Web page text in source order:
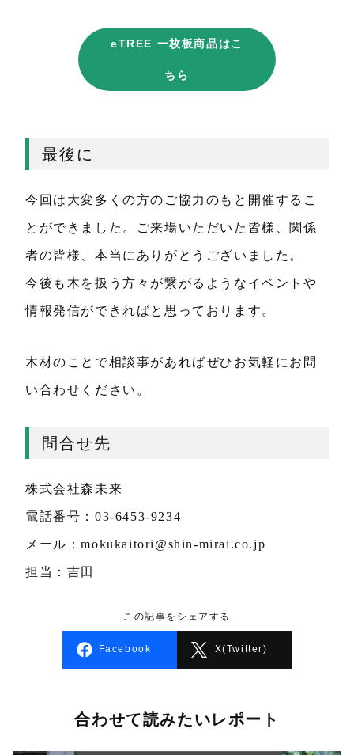
eTREE 一枚板商品はこ
ちら
最後に
今回は大変多くの方のご協力のもと開催するこ
とができました。ご来場いただいた皆様、関係
者の皆様、本当にありがとうございました。
今後も木を扱う方々が繋がるようなイベントや
情報発信ができればと思っております。
木材のことで相談事があればぜひお気軽にお問
い合わせください。
問合せ先
株式会社森未来
電話番号：03-6453-9234
メール：mokukaitori@shin-mirai.co.jp
担当：吉田
この記事をシェアする
Facebook X(Twitter)
合わせて読みたいレポート